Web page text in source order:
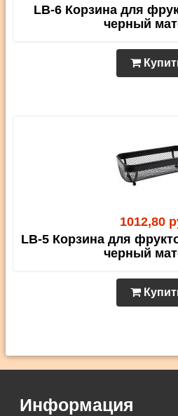
LB-6 Корзина для
черный
1012,80
LB-5 Корзина для
черный
Информация